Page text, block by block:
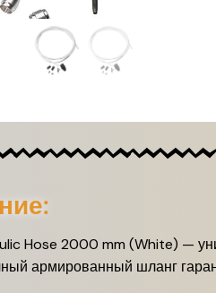
Hose 2000 mm (White) —
армированный шланг